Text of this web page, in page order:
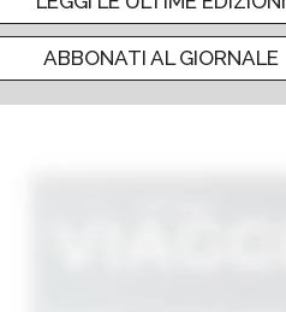
ABBONATI AL GIORNALE